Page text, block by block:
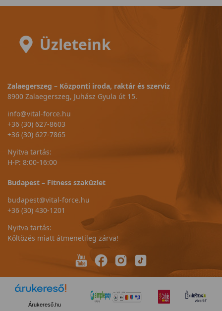
Üzleteink
Zalaegerszeg – Központi iroda, raktár és szerviz
8900 Zalaegerszeg, Juhász Gyula út 15.
info@vital-force.hu
+36 (30) 627-8603
+36 (30) 627-7865
Nyitva tartás:
H-P: 8:00-16:00
Budapest – Fitness szaküzlet
budapest@vital-force.hu
+36 (30) 430-1201
Nyitva tartás:
Költözés miatt átmenetileg zárva!
Árukereső.hu